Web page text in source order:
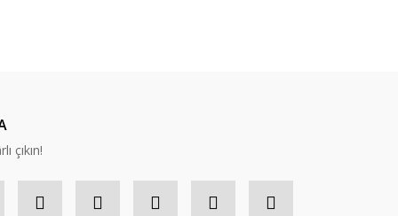
çıkın!